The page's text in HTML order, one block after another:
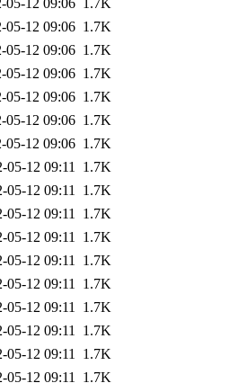
05-12 09:06 1.7K
05-12 09:06 1.7K
05-12 09:06 1.7K
05-12 09:06 1.7K
05-12 09:06 1.7K
05-12 09:06 1.7K
05-12 09:06 1.7K
05-12 09:11 1.7K
05-12 09:11 1.7K
05-12 09:11 1.7K
05-12 09:11 1.7K
05-12 09:11 1.7K
05-12 09:11 1.7K
05-12 09:11 1.7K
05-12 09:11 1.7K
05-12 09:11 1.7K
05-12 09:11 1.7K